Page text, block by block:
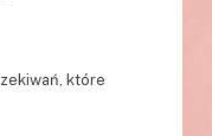
które